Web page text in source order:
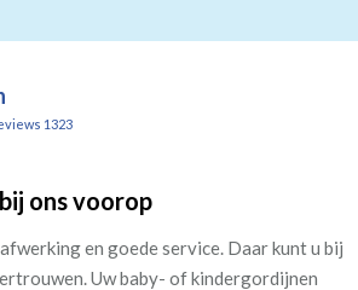
1323
ons voorop
en goede service. Daar kunt u bij
Uw baby- of kindergordijnen